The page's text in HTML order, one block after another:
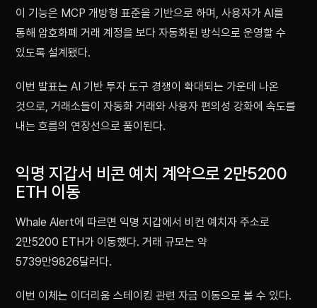
이 기능은 MCP 개방형 표준을 기반으로 하며, 사용자가 AI를
통해 암호화폐 거래 계정을 보다 자동화된 방식으로 운영할 수
있도록 설계됐다.
이번 발표는 AI 기반 투자 도구 경쟁이 확대되는 가운데 나온
것으로, 거래소들이 자동화 거래와 사용자 편의성 강화에 속도를
내는 흐름의 연장선으로 풀이된다.
익명 지갑서 비콘 예치 계약으로 2만5200
ETH 이동
Whale Alert에 따르면 익명 지갑에서 비컨 예치자 주소로
2만5200 ETH가 이동했다. 거래 규모는 약
5739만9826달러다.
이번 이체는 이더리움 스테이킹 관련 자금 이동으로 볼 수 있다.